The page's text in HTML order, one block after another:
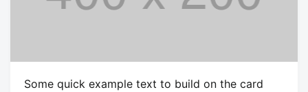
Some quick example text to build on the card